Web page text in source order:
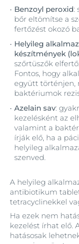
Benzoyl peroxid:
bőr eltömítse a
fertőzést okozó
Helyileg
készítmények
szőrtüszők
Fontos, hogy
együtt történjen,
baktériumok
Azelain sav:
kezelésként az
valamint a
írják elő, ha a
helyileg
szenved.
A helyileg
antibiotikum
tetracyclinekkel
Ha ezek nem
kezelést írhat elő.
hatásosak